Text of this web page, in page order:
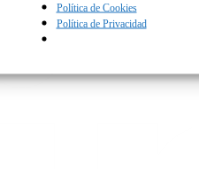
Política de Cookies
Política de Privacidad